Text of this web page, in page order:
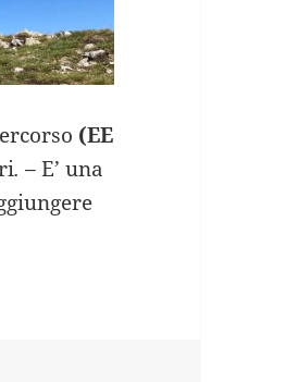
(EE
. –E’ una